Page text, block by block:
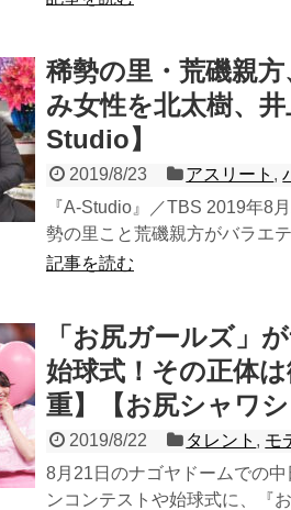
稀勢の里・荒磯親
み女性を北太樹、
Studio】
2019/8/23 アスリート ,
『A-Studio』／TBS 2019年8
勢の里こと荒磯親方がバラエ
記事を読む
「お尻ガールズ」
始球式！その正体
重】【お尻シャワシ
2019/8/22 タレント , モ
8月21日のナゴヤドームでの
ンコンテストや始球式に、『